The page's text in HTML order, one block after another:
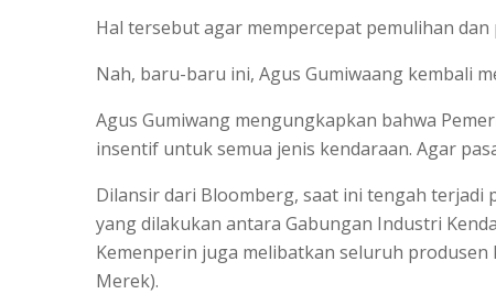
Hal tersebut agar mempercepat pemulihan
Nah, baru-baru ini, Agus Gumiwaang kembali
Agus Gumiwang mengungkapkan bahwa
insentif untuk semua jenis kendaraan. Agar
Dilansir dari Bloomberg, saat ini tengah
yang dilakukan antara Gabungan Industri
Kemenperin juga melibatkan seluruh
Merek).